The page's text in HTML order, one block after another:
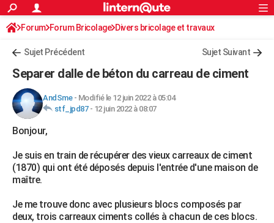
ACTUALITÉS
Politique
Société
Faits Divers
Education
Monde
Villes
+
FINANCE
Retraite
Impôts
Epargne
Immobilier
Risques naturels par ville
Banque
Assurance
Crédit
AUTO
Essais
Réserver un essai
Citadines
Berlines
SUV
Forum auto
+HIGH-TECH
Mobiles
Meilleur smartphone
Internet
Ordinateurs
Jeux vidéo
Guide high-tech
+BRICOLAGE
Forum
Aménagement intérieur
Extérieur
Cuisine
Salle de bains
Jardinage
Rangement
Guides de France
Escapades
Patrimoine
Expositions
Musées
Week-end nature
LIFESTYLE
Rechercher
S'inscrire
Connexion
Forum Forum Bricolage Divers bricolage et travaux
Sujet Précédent Sujet Suivant
Separer dalle de béton du carreau de ciment
AndSme- Modifié le 12 juin 2022 à 05:04
stf_jpd87- 12 juin 2022 à 08:07
Bonjour,
Je suis en train de récupérer des vieux carreaux de ciment
(1870) qui ont été déposés depuis l'entrée d'une maison de
maître.
Je me trouve donc avec plusieurs blocs composés par
deux, trois carreaux ciments collés à chacun de ces blocs.